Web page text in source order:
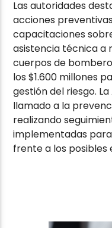
Las autoridades
acciones
capacitaciones
asistencia técnica a
cuerpos de
los $1.600 millones
gestión del riesgo.
llamado a la
realizando
implementadas
frente a los posibles